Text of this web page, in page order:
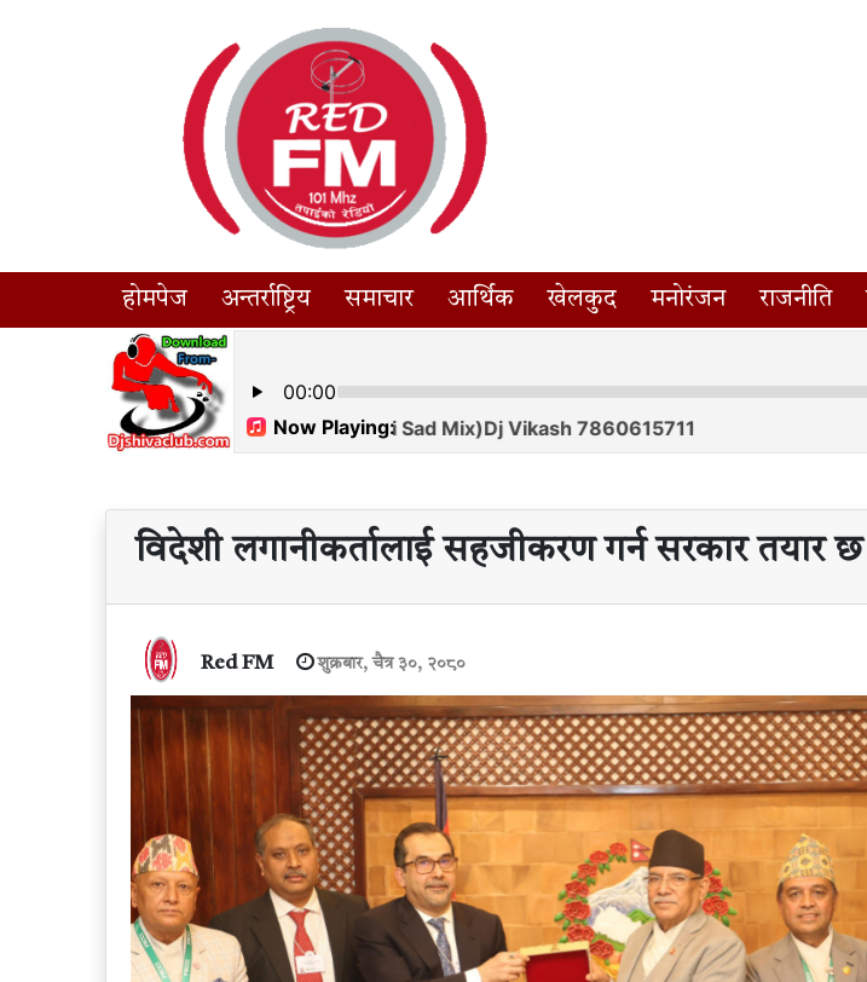
होमपेज अन्तर्राष्ट्रिय समाचार आर्थिक खेलकुद मनोरंजन राजनीति
विदेशी लगानीकर्तालाई सहजीकरण गर्न सरकार तयार छ :
Red FM शुक्रबार, चैत्र ३०, २०८०